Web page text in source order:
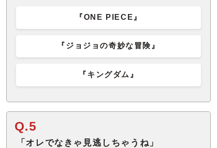
『ONE PIECE』
『ジョジョの奇妙な冒険』
『キングダム』
Q.5
「オレでなきゃ見逃しちゃうね」